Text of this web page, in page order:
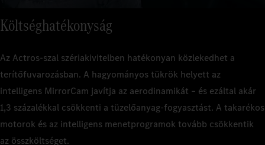
Költséghatékonyság
Az Actros-szal szériakivitelben hatékonyan közlekedhet a
terítőfuvarozásban. A hagyományos tükrök helyett az
intelligens MirrorCam javítja az aerodinamikát – és ezáltal akár
1,3 százalékkal csökkenti a tüzelőanyag-fogyasztást. A takarékos
motorok és az intelligens menetprogramok tovább csökkentik
az összköltséget.